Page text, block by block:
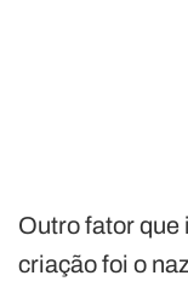
Outro fator que
criação foi o